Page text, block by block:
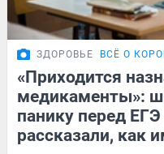
ЗДОРОВЬЕ ВСЁ О
«Приходится
медикаменты»:
панику перед
рассказали, как